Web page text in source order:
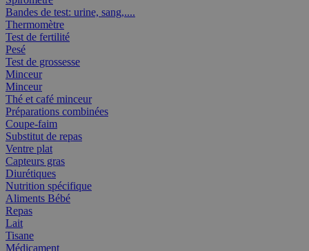
Bandes de test: urine, sang,....
Thermomètre
Test de fertilité
Pesé
Test de grossesse
Minceur
Minceur
Thé et café minceur
Préparations combinées
Coupe-faim
Substitut de repas
Ventre plat
Capteurs gras
Diurétiques
Nutrition spécifique
Aliments Bébé
Repas
Lait
Tisane
Médicament